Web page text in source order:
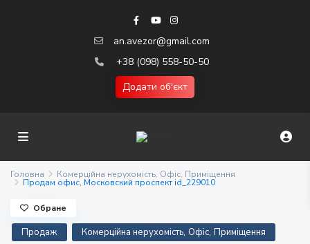
an.avezor@gmail.com
+38 (098) 558-50-50
Додати об'єкт
Головна Комерційна нерухомість, Офіс, Приміщення
Продам офис, Московский проспект id_229010
Продаж Комерційна нерухомість, Офіс, Приміщення
Обране